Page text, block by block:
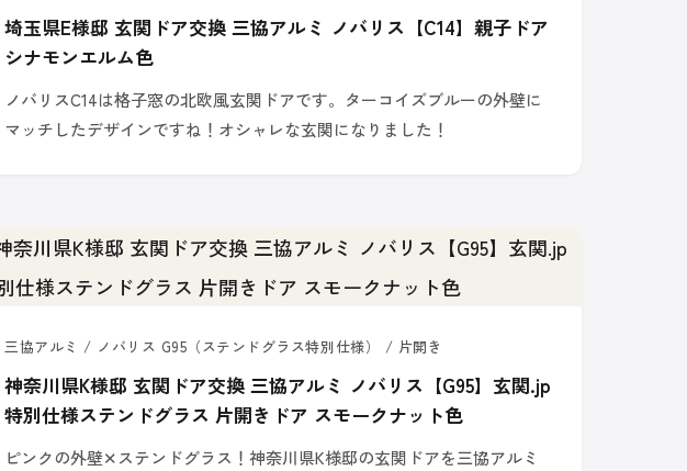
埼玉県E様邸 玄関ドア交換 三協アルミ ノバリス【C14】親子ドア
シナモンエルム色
ノバリスC14は格子窓の北欧風玄関ドアです。ターコイズブルーの外壁に
マッチしたデザインですね！オシャレな玄関になりました！
三協アルミ / ノバリス G95（ステンドグラス特別仕様） / 片開き
神奈川県K様邸 玄関ドア交換 三協アルミ ノバリス【G95】玄関.jp
特別仕様ステンドグラス 片開きドア スモークナット色
ピンクの外壁✕ステンドグラス！神奈川県K様邸の玄関ドアを三協アルミ